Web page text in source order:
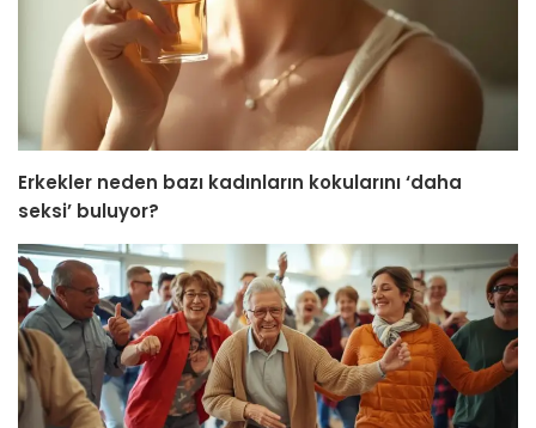
Erkekler neden bazı kadınların kokularını ‘daha
seksi’ buluyor?